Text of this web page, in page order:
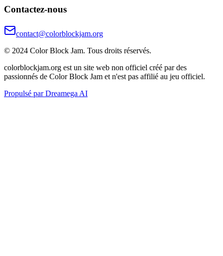
Contactez-nous
contact@colorblockjam.org
© 2024 Color Block Jam. Tous droits réservés.
colorblockjam.org est un site web non officiel créé par des
passionnés de Color Block Jam et n'est pas affilié au jeu officiel.
Propulsé par Dreamega AI